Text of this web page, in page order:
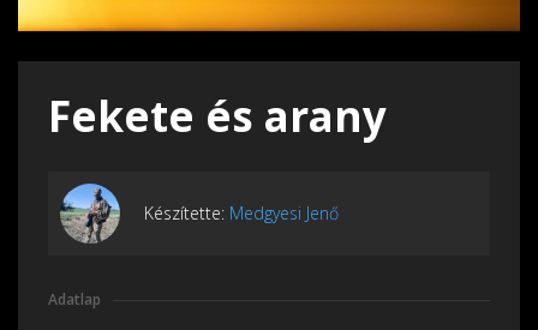
Fekete és arany
Készítette: Medgyesi Jenő
Adatlap